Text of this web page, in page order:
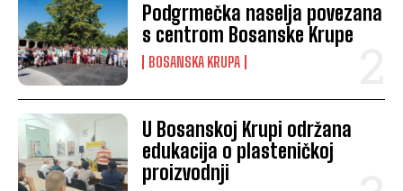
Podgrmečka naselja povezana
s centrom Bosanske Krupe
BOSANSKA KRUPA
U Bosanskoj Krupi održana
edukacija o plasteničkoj
proizvodnji